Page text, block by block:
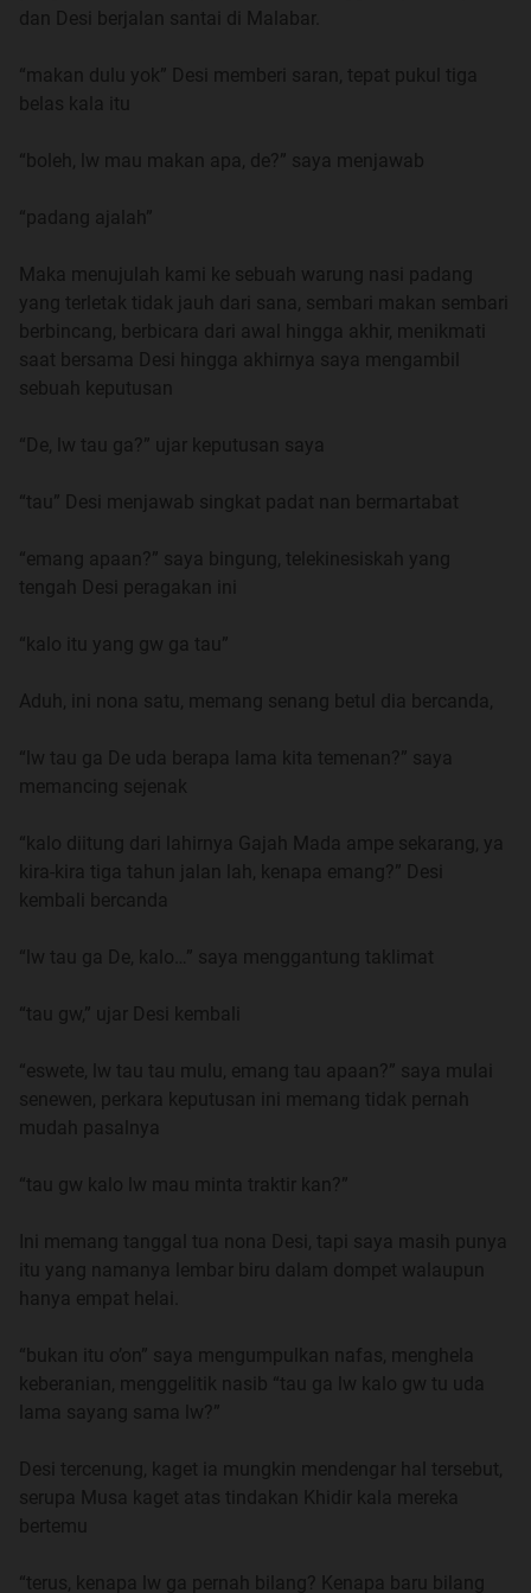
nama saya bukan hanya sekedar Arham, tapi Said Muhibi
Arham, hanya saja, saudara tidak perlulah tahu sedetail
pensiunan Pegawai Negeri Sipil, pensiunan dini pula. dan
pensiun dini pun sama halnya, nikmat di awal menyesal
dibelakang.
ibu saya, jelas beliau adalah emak-emak, dan beliau
perempuan, maka tidak usah dijelaskan bahwa beliau itu
minat berburu barang murah dari pada bergosip, tapi tidak
berburu barang murah
saya empat bersaudara, saudara-saudara saya cukuplah
disebut dengan kakak, adik cowo dan adik cewe.
kami adalah keluarga yang cukup harmonis dan tidak
Ayah dengan gajinya sebagai Pegawai Negeri, tidak
pun tidak jelek, karena beliau adalah penjahit yang sudah
kondang namanya. Penjahit lain, kalau ketemu pelanggan
nama Ibu, tidak lain tidak bukan.
Namun semua berubah ketika kami berpindah ke Bogor,
masuk perguruan tinggi di Bogor, dia mau ambil itu
sana, ayah tentu saja tidak mau ditinggal ibu, jadi ayah
Di Bogor, kami hidup dengan mengandalkan mobil
angkutan kota yang dibeli Ayah dari hasil pinjaman kredit
potong itu uang pensiun tiap bulan. ibu tetap mencoba
lebih suka membeli baju yang ada di mall, ada mereknya,
ada diskonnya, didalam mall ada ac pula. daripada harus
menjahit baju, sudah beli kain untuk bahan, tambah beli
penjahitnya pula, aih repot betul itu, sungguh.
Mengandalkan angkutan kota itulah kami sekeluarga
sungguh, manusia itu kalau tidak dikasih cobaan sama
Tuhan nampaknya hidupnya belum cukup dikatakan
sebagai hidup. Berulang kali kami harus ditipu oleh supir
yang tegas, beliau lebih memilih pasrah dari pada harus
dan Desi berjalan santai di Malabar.
“makan dulu yok” Desi memberi saran, tepat pukul tiga
belas kala itu
“boleh, lw mau makan apa, de?” saya menjawab
“padang ajalah”
Maka menujulah kami ke sebuah warung nasi padang
yang terletak tidak jauh dari sana, sembari makan sembari
berbincang, berbicara dari awal hingga akhir, menikmati
saat bersama Desi hingga akhirnya saya mengambil
sebuah keputusan
“De, lw tau ga?” ujar keputusan saya
“tau” Desi menjawab singkat padat nan bermartabat
“emang apaan?” saya bingung, telekinesiskah yang
tengah Desi peragakan ini
“kalo itu yang gw ga tau”
Aduh, ini nona satu, memang senang betul dia bercanda,
“lw tau ga De uda berapa lama kita temenan?” saya
memancing sejenak
“kalo diitung dari lahirnya Gajah Mada ampe sekarang, ya
kira-kira tiga tahun jalan lah, kenapa emang?” Desi
kembali bercanda
“lw tau ga De, kalo…” saya menggantung taklimat
“tau gw,” ujar Desi kembali
“eswete, lw tau tau mulu, emang tau apaan?” saya mulai
senewen, perkara keputusan ini memang tidak pernah
mudah pasalnya
“tau gw kalo lw mau minta traktir kan?”
Ini memang tanggal tua nona Desi, tapi saya masih punya
itu yang namanya lembar biru dalam dompet walaupun
hanya empat helai.
“bukan itu o’on” saya mengumpulkan nafas, menghela
keberanian, menggelitik nasib “tau ga lw kalo gw tu uda
lama sayang sama lw?”
Desi tercenung, kaget ia mungkin mendengar hal tersebut,
serupa Musa kaget atas tindakan Khidir kala mereka
bertemu
“terus, kenapa lw ga pernah bilang? Kenapa baru bilang